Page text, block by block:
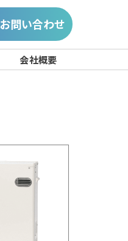
お問い合わせ
会社概要